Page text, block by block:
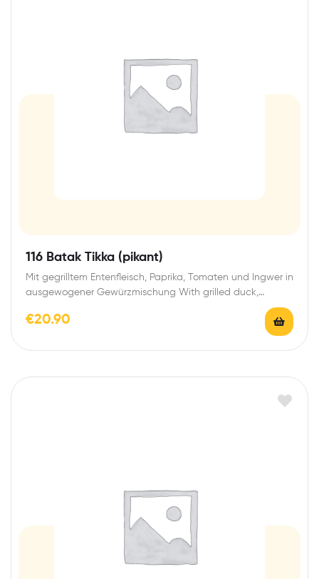
116 Batak Tikka (pikant)
Mit gegrilltem Entenfleisch, Paprika, Tomaten und Ingwer in
ausgewogener Gewürzmischung With grilled duck,
€20.90